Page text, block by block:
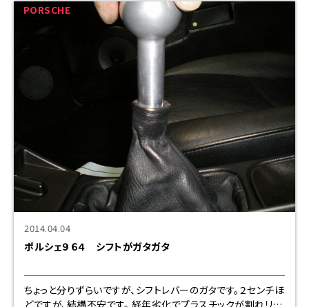
PORSCHE
2014.04.04
ポルシェ９６４ シフトがガタガタ
ちょっと分りずらいですが、シフトレバーのガタです。２センチほ
どですが、結構不安です。 経年劣化でプラスチックが割れリン